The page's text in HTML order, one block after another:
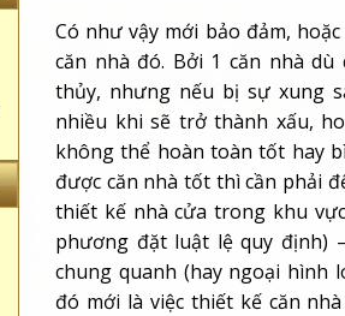
Có như vậy mới bảo đảm,
căn nhà đó. Bởi 1 căn nhà
thủy, nhưng nếu bị sự xung
nhiều khi sẽ trở thành xấu,
không thể hoàn toàn tốt hay
được căn nhà tốt thì cần phải
thiết kế nhà cửa trong khu
phương đặt luật lệ quy định)
chung quanh (hay ngoại hình
đó mới là việc thiết kế căn